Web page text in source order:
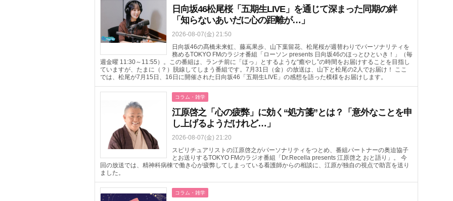
日向坂46松尾桜「五期生LIVE」を通じて深まった同期の絆
「知らないあいだに心の距離が…」
2026-08-07(金) 21:50
日向坂46の髙橋未来虹、藤嶌果歩、山下葉留花、松尾桜が週替わりでパーソナリティを
務めるTOKYO FMのラジオ番組「ローソン presents 日向坂46のほっとひといき！」（毎
週金曜 11:30～11:55）。この番組は、ランチ前に「ほっ」とするような“癒やし”の時間をお届けすることを目指し
ていますが、たまに（？）脱線してしまう番組です。7月31日（金）の放送は、山下と松尾の2人でお届け！ ここ
では、松尾が7月15日、16日に開催された日向坂46「五期生LIVE」の感想を語った模様をお届けします。
コラム・雑学
江原啓之「心の疲弊」に効く“処方箋”とは？「意外なことを申
し上げるようだけれど…」
2026-08-07(金) 21:20
スピリチュアリストの江原啓之がパーソナリティをつとめ、番組パートナーの奥迫協子
とお送りするTOKYO FMのラジオ番組「Dr.Recella presents 江原啓之 おと語り」。 今
回の放送では、精神科病棟で働き心が疲弊してしまっている看護師からの相談に、江原が独自の視点で助言を送り
ました。
コラム・雑学